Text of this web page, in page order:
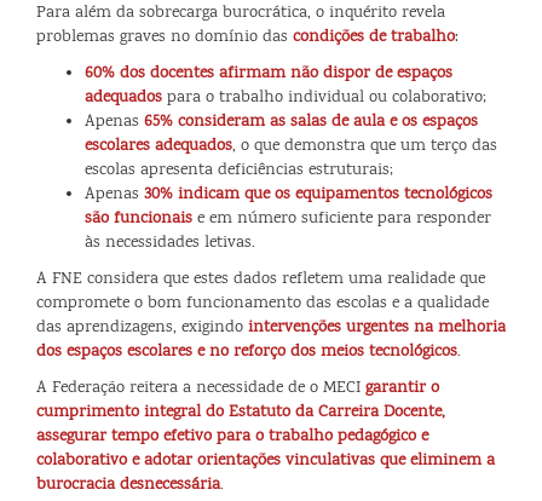
Para além da sobrecarga burocrática, o inquérito revela
problemas graves no domínio das condições de trabalho:
60% dos docentes afirmam não dispor de espaços
adequados para o trabalho individual ou colaborativo;
Apenas 65% consideram as salas de aula e os espaços
escolares adequados, o que demonstra que um terço das
escolas apresenta deficiências estruturais;
Apenas 30% indicam que os equipamentos tecnológicos
são funcionais e em número suficiente para responder
às necessidades letivas.
A FNE considera que estes dados refletem uma realidade que
compromete o bom funcionamento das escolas e a qualidade
das aprendizagens, exigindo intervenções urgentes na melhoria
dos espaços escolares e no reforço dos meios tecnológicos.
A Federação reitera a necessidade de o MECI garantir o
cumprimento integral do Estatuto da Carreira Docente,
assegurar tempo efetivo para o trabalho pedagógico e
colaborativo e adotar orientações vinculativas que eliminem a
burocracia desnecessária.